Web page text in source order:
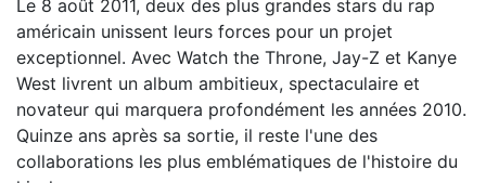
Le 8 août 2011, deux des plus grandes stars du rap
américain unissent leurs forces pour un projet
exceptionnel. Avec Watch the Throne, Jay-Z et Kanye
West livrent un album ambitieux, spectaculaire et
novateur qui marquera profondément les années 2010.
Quinze ans après sa sortie, il reste l'une des
collaborations les plus emblématiques de l'histoire du